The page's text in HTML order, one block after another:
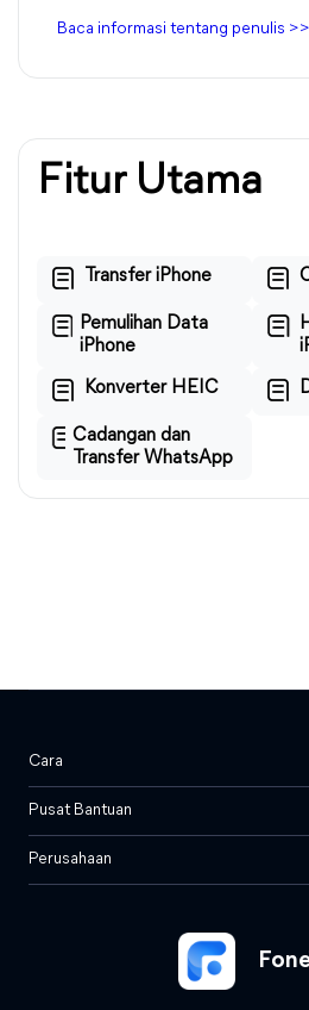
Baca informasi tentang penulis >>
Fitur Utama
Transfer iPhone
Pemulihan Data
iPhone
Konverter HEIC
Cadangan dan
Transfer WhatsApp
Cara
Pusat Bantuan
Perusahaan